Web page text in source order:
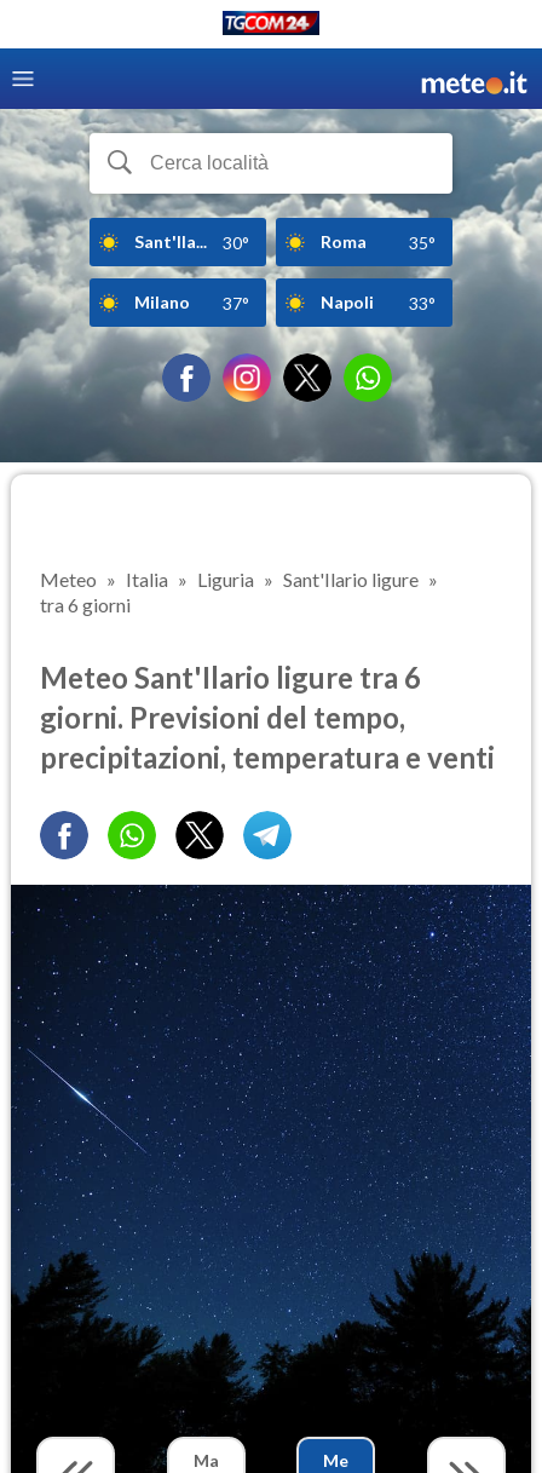
Sant'Ila... 30° Roma 35°
Milano 37° Napoli 33°
Meteo Italia Liguria
Sant'Ilario ligure
tra 6 giorni
Meteo Sant'Ilario ligure tra 6
giorni. Previsioni del tempo,
precipitazioni, temperatura e venti
Ma
Me